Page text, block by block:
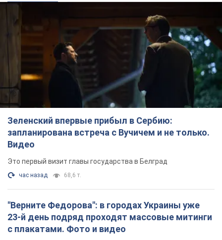
Зеленский впервые прибыл в Сербию:
запланирована встреча с Вучичем и не только.
Видео
Это первый визит главы государства в Белград
час назад 68,6 т.
"Верните Федорова": в городах Украины уже
23-й день подряд проходят массовые митинги
с плакатами. Фото и видео